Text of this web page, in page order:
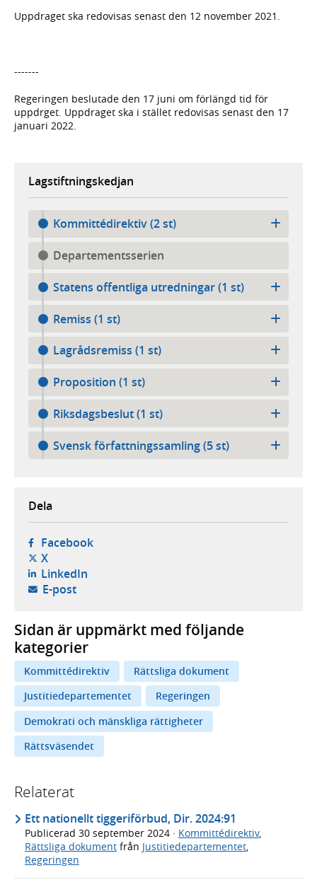
Uppdraget ska redovisas senast den 12 november 2021.
-------
Regeringen beslutade den 17 juni om förlängd tid för
uppdrget. Uppdraget ska i stället redovisas senast den 17
januari 2022.
Lagstiftningskedjan
Kommittédirektiv (2 st)
Departementsserien
Statens offentliga utredningar (1 st)
Remiss (1 st)
Lagrådsremiss (1 st)
Proposition (1 st)
Riksdagsbeslut (1 st)
Svensk författningssamling (5 st)
Dela
Facebook- öppnas i ny flik, extern webbplats,
X- öppnas i ny flik, extern webbplats,
LinkedIn- öppnas i ny flik, extern webbplats,
E-post- öppnar din e-postklient,
Sidan är uppmärkt med följande
kategorier
Kommittédirektiv
Rättsliga dokument
Justitiedepartementet
Regeringen
Demokrati och mänskliga rättigheter
Rättsväsendet
Relaterat
Ett nationellt tiggeriförbud, Dir. 2024:91
Publicerad 30 september 2024 · Kommittédirektiv,
Rättsliga dokument från Justitiedepartementet,
Regeringen